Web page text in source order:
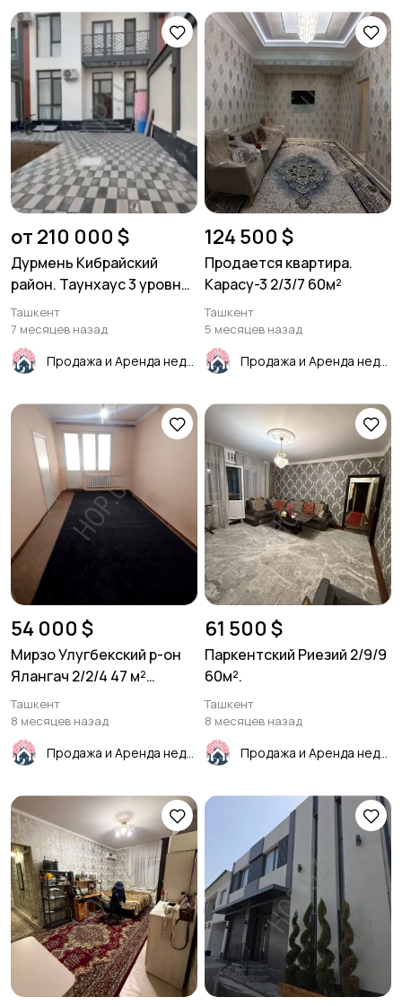
от 210 000 $
Дурмень Кибрайский
район. Таунхаус 3 уровня
250м²
Ташкент
7 месяцев назад
124 500 $
Продается квартира.
Карасу-3 2/3/7 60м²
Ташкент
5 месяцев назад
54 000 $
Мирзо Улугбекский р-он
Ялангач 2/2/4 47 м²
Панель.
Ташкент
8 месяцев назад
61 500 $
Паркентский Риезий 2/9/9
60м².
Ташкент
8 месяцев назад